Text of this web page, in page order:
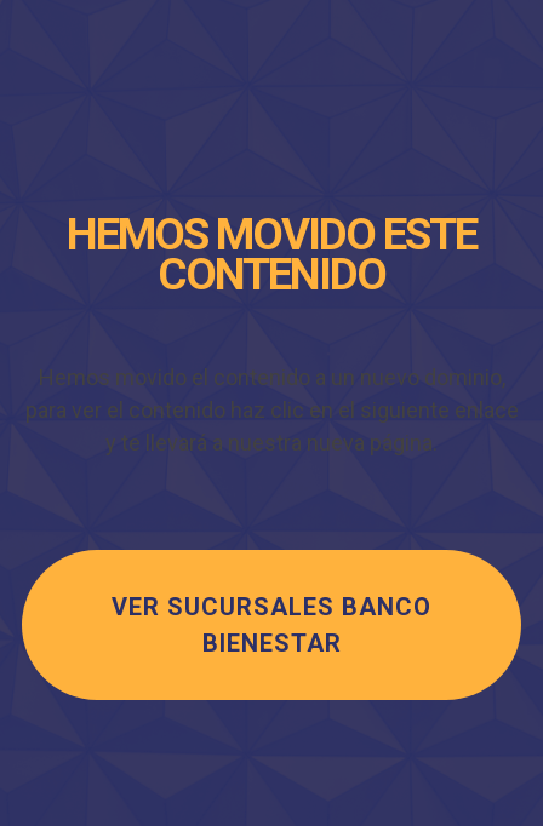
HEMOS MOVIDO ESTE
CONTENIDO
Hemos movido el contenido a un nuevo dominio,
para ver el contenido haz clic en el siguiente enlace
y te llevará a nuestra nueva página.
VER SUCURSALES BANCO
BIENESTAR